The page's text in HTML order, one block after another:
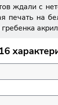
ждали с
печать на